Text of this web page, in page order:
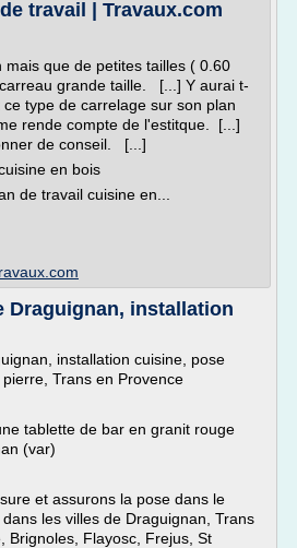
travail | Travaux.com
mais que de petites tailles ( 0.60
grande taille. [...] Y aurai t-
type de carrelage sur son plan
rende compte de l'estitque. [...]
de conseil. [...]
en bois
de travail cuisine en...
Draguignan, installation
installation cuisine, pose
Trans en Provence
tablette de bar en granit rouge
(var)
et assurons la pose dans le
les villes de Draguignan, Trans
Brignoles, Flayosc, Frejus, St